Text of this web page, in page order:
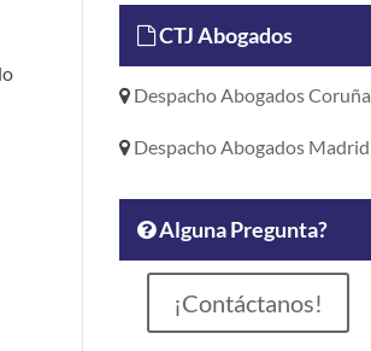
CTJ Abogados
Despacho Abogados Coruña
Despacho Abogados Madrid
Alguna Pregunta?
¡Contáctanos!